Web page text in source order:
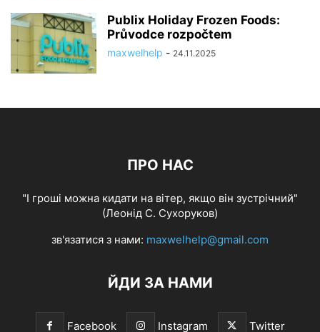
Publix Holiday Frozen Foods:
Průvodce rozpočtem
maxwelhelp - 24.11.2025
ПРО НАС
"І гроші можна кидати на вітер, якщо він зустрічний"
(Леонід С. Сухоруков)
зв'язатися з нами: maxwelhelp@gmail.com
ЙДИ ЗА НАМИ
Facebook Instagram Twitter